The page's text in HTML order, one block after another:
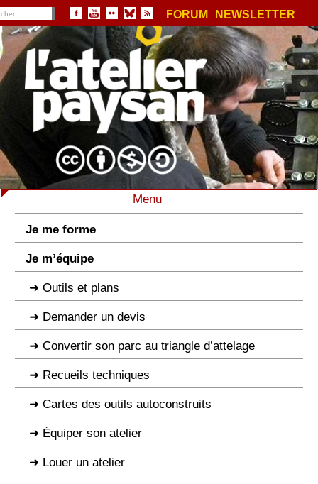
FORUM NEWSLETTER
Menu
Je me forme
Je m’équipe
Outils et plans
Demander un devis
Convertir son parc au triangle d’attelage
Recueils techniques
Cartes des outils autoconstruits
Équiper son atelier
Louer un atelier